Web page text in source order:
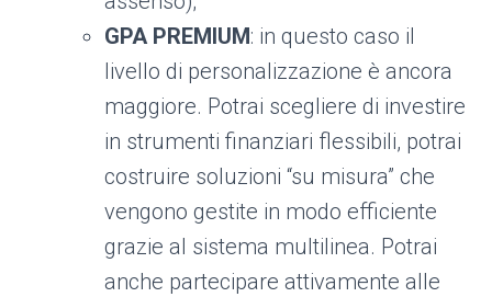
GPA PREMIUM: in questo caso il
livello di personalizzazione è ancora
maggiore. Potrai scegliere di investire
in strumenti finanziari flessibili, potrai
costruire soluzioni “su misura” che
vengono gestite in modo efficiente
grazie al sistema multilinea. Potrai
anche partecipare attivamente alle